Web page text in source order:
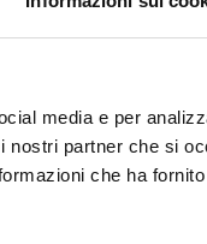
media e per
nostri partner che si
che ha